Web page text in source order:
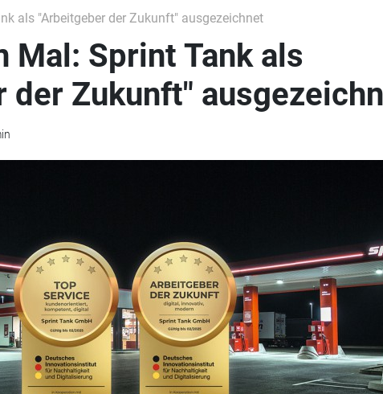
als "Arbeitgeber der Zukunft" ausgezeichnet
Mal: Sprint Tank als
der Zukunft"